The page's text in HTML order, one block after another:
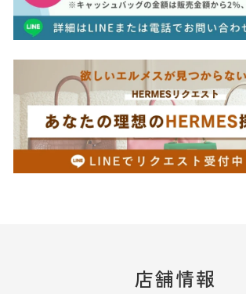
店舗情報